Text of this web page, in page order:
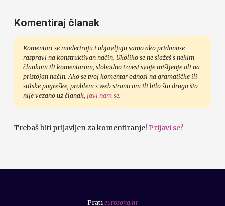
Komentiraj članak
Komentari se moderiraju i objavljuju samo ako pridonose
raspravi na konstruktivan način. Ukoliko se ne slažeš s nekim
člankom ili komentarom, slobodno iznesi svoje mišljenje ali na
pristojan način. Ako se tvoj komentar odnosi na gramatičke ili
stilske pogreške, problem s web stranicom ili bilo što drugo što
nije vezano uz članak, javi nam se.
Trebaš biti prijavljen za komentiranje! Prijavi se?
Prati eurosong.hr